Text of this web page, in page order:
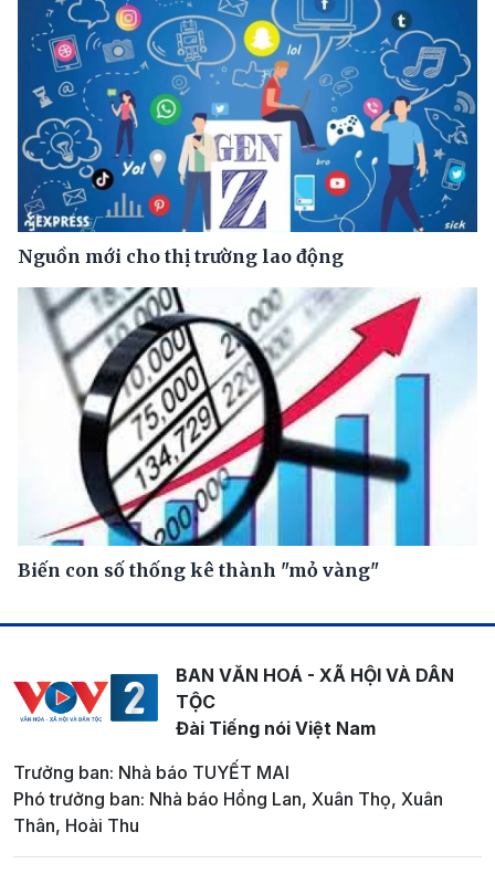
Nguồn mới cho thị trường lao động
Biến con số thống kê thành "mỏ vàng"
BAN VĂN HOÁ - XÃ HỘI VÀ DÂN
TỘC
Đài Tiếng nói Việt Nam
Trưởng ban: Nhà báo TUYẾT MAI
Phó trưởng ban: Nhà báo Hồng Lan, Xuân Thọ, Xuân
Thân, Hoài Thu